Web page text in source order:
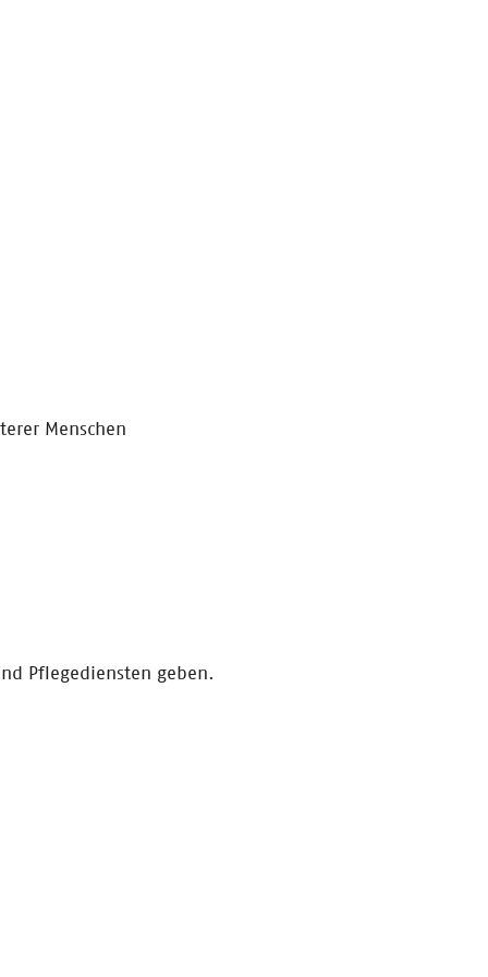
Menschen
Pflegediensten geben.